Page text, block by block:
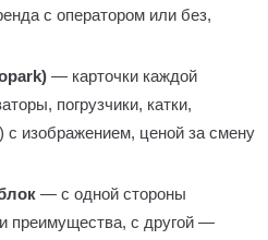
с оператором или без,
— карточки каждой
погрузчики, катки,
изображением, ценой за смену
— с одной стороны
преимущества, с другой —